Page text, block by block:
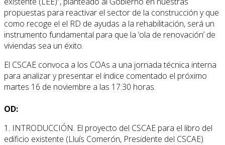
propuestas para reactivar el sector de la construcción y que
como recoge el el RD de ayudas a la rehabilitación, será un
instrumento fundamental para que la ‘ola de renovación’ de
viviendas sea un éxito.
El CSCAE convoca a los COAs a una jornada técnica interna
para analizar y presentar el índice comentado el próximo
martes 16 de noviembre a las 17:30 horas.
OD:
1. INTRODUCCIÓN. El proyecto del CSCAE para el libro del
edificio existente (Lluís Comerón, Presidente del CSCAE)